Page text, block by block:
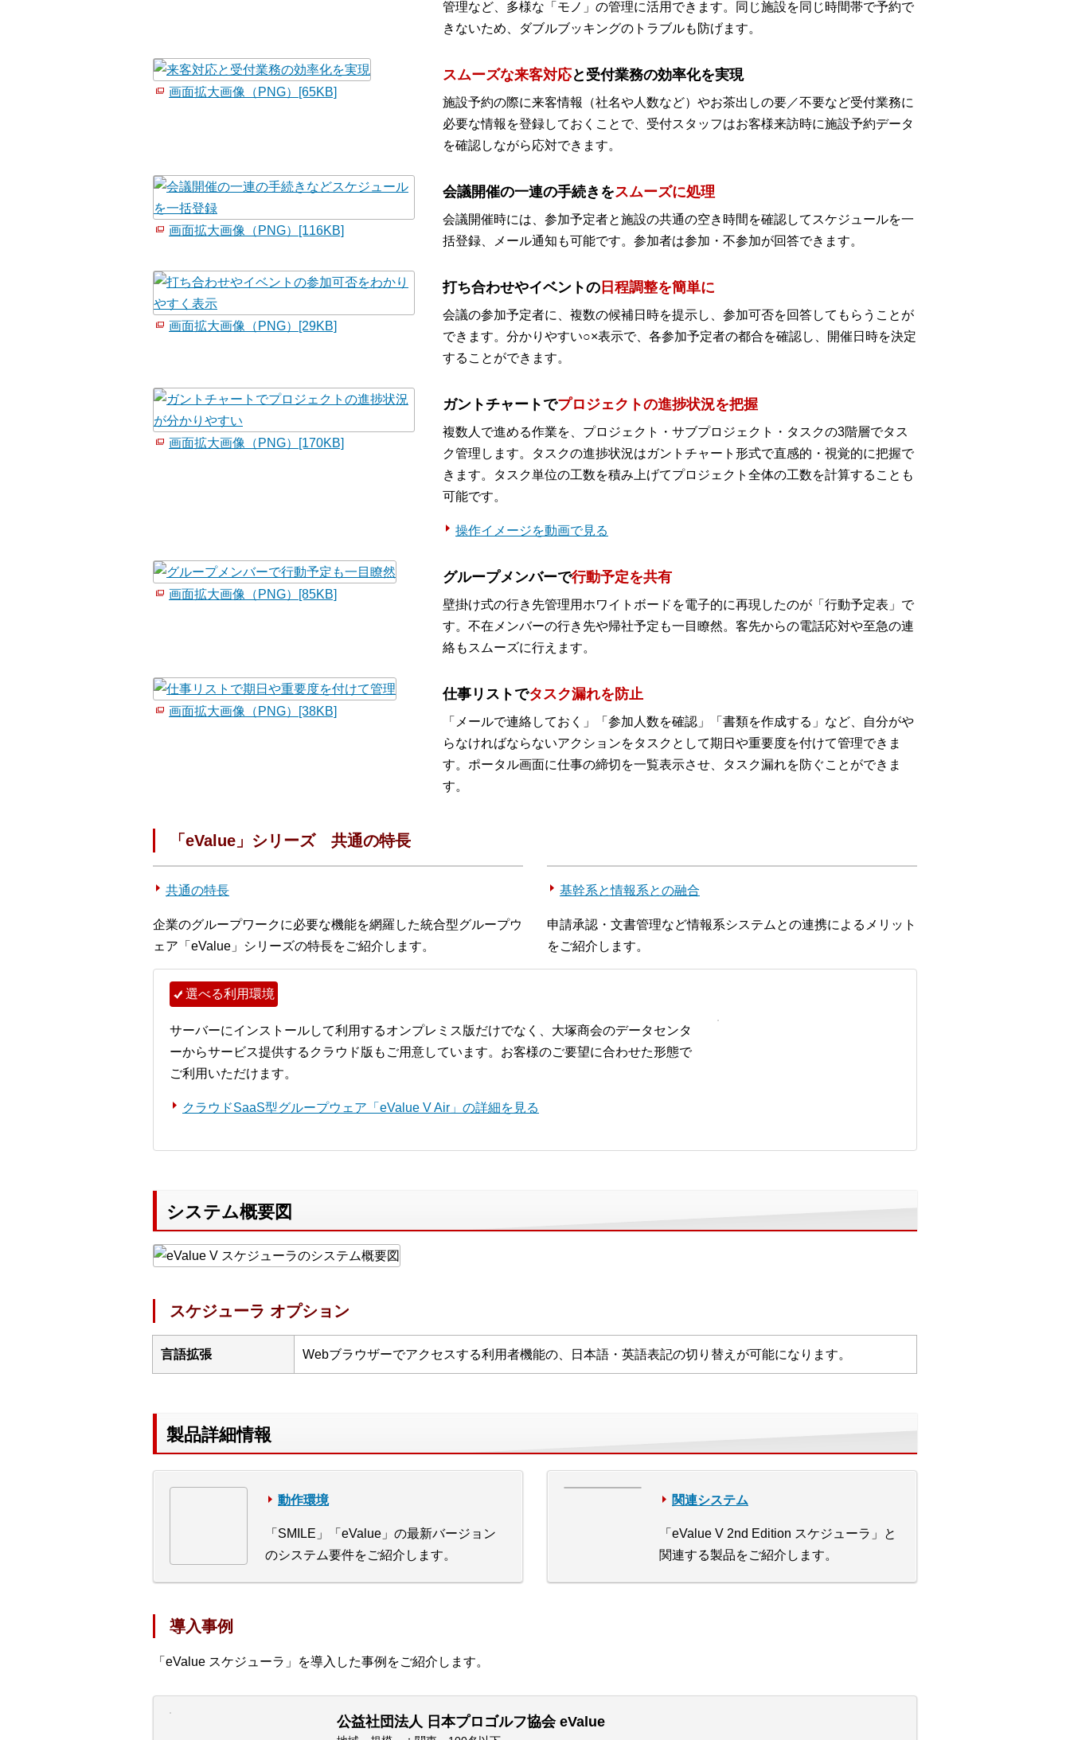
管理など、多様な「モノ」の管理に活用できます。同じ施設を同じ時間帯で予約で
きないため、ダブルブッキングのトラブルも防げます。
画面拡大画像（PNG）[65KB]
スムーズな来客対応と受付業務の効率化を実現
施設予約の際に来客情報（社名や人数など）やお茶出しの要／不要など受付業務に
必要な情報を登録しておくことで、受付スタッフはお客様来訪時に施設予約データ
を確認しながら応対できます。
画面拡大画像（PNG）[116KB]
会議開催の一連の手続きをスムーズに処理
会議開催時には、参加予定者と施設の共通の空き時間を確認してスケジュールを一
括登録、メール通知も可能です。参加者は参加・不参加が回答できます。
画面拡大画像（PNG）[29KB]
打ち合わせやイベントの 日程調整を簡単に
会議の参加予定者に、複数の候補日時を提示し、参加可否を回答してもらうことが
できます。分かりやすい○×表示で、各参加予定者の都合を確認し、開催日時を決定
することができます。
画面拡大画像（PNG）[170KB]
ガントチャートでプロジェクトの進捗状況を把握
複数人で進める作業を、プロジェクト・サブプロジェクト・タスクの3階層でタス
ク管理します。タスクの進捗状況はガントチャート形式で直感的・視覚的に把握で
きます。タスク単位の工数を積み上げてプロジェクト全体の工数を計算することも
可能です。
操作イメージを動画で見る
画面拡大画像（PNG）[85KB]
グループメンバーで行動予定を共有
壁掛け式の行き先管理用ホワイトボードを電子的に再現したのが「行動予定表」で
す。不在メンバーの行き先や帰社予定も一目瞭然。客先からの電話応対や至急の連
絡もスムーズに行えます。
画面拡大画像（PNG）[38KB]
仕事リストでタスク漏れを防止
「メールで連絡しておく」「参加人数を確認」「書類を作成する」など、自分がや
らなければならないアクションをタスクとして期日や重要度を付けて管理できま
す。ポータル画面に仕事の締切を一覧表示させ、タスク漏れを防ぐことができま
す。
「eValue」シリーズ 共通の特長
共通の特長
企業のグループワークに必要な機能を網羅した統合型グループウ
ェア「eValue」シリーズの特長をご紹介します。
基幹系と情報系との融合
申請承認・文書管理など情報系システムとの連携によるメリット
をご紹介します。
選べる利用環境
サーバーにインストールして利用するオンプレミス版だけでなく、大塚商会のデータセンタ
ーからサービス提供するクラウド版もご用意しています。お客様のご要望に合わせた形態で
ご利用いただけます。
クラウドSaaS型グループウェア「eValue V Air」の詳細を見る
システム概要図
スケジューラ オプション
言語拡張 Webブラウザーでアクセスする利用者機能の、日本語・英語表記の切り替えが可能になります。
製品詳細情報
動作環境
「SMILE」「eValue」の最新バージョン
のシステム要件をご紹介します。
関連システム
「eValue V 2nd Edition スケジューラ」と
関連する製品をご紹介します。
導入事例
「eValue スケジューラ」を導入した事例をご紹介します。
公益社団法人 日本プロゴルフ協会 eValue